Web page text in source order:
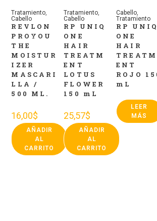
Tratamiento,
Cabello
REVLON
PROYOU
THE
MOISTUR
IZER
MASCARI
LLA /
500 ML.
16,00$
AÑADIR
AL
CARRITO
Tratamiento,
Cabello
RP UNIQ
ONE
HAIR
TREATM
ENT
LOTUS
FLOWER
150 mL
25,57$
AÑADIR
AL
CARRITO
Cabello,
Tratamiento
RP UNIQ
ONE
HAIR
TREATM
ENT
ROJO
mL
LEER
MÁS